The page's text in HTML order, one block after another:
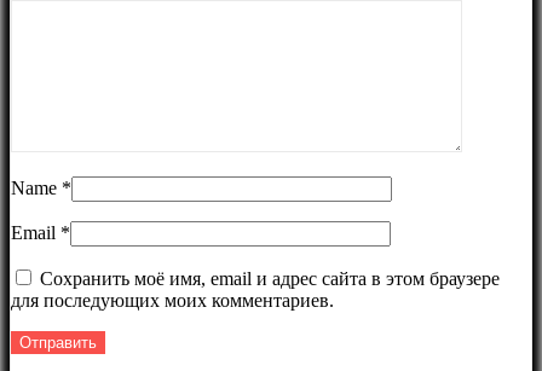
Name *
Email *
Сохранить моё имя, email и адрес сайта в этом браузере
для последующих моих комментариев.